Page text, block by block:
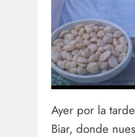
Ayer por la
Biar, donde